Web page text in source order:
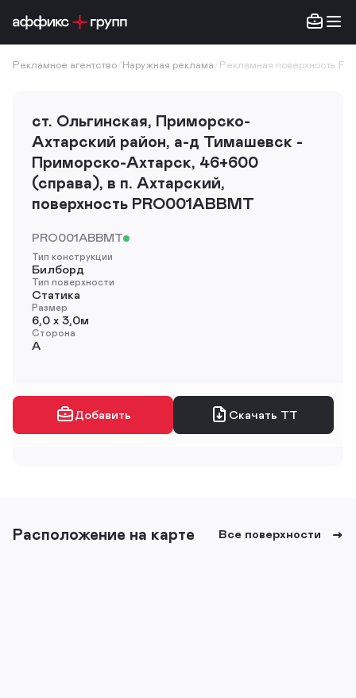
Рекламное агентство Наружная реклама Рекламная поверхность
ст. Ольгинская, Приморско-
Ахтарский район, а-д Тимашевск -
Приморско-Ахтарск, 46+600
(справа), в п. Ахтарский,
поверхность PRO001ABBMT
PRO001ABBMT
Тип конструкции
Билборд
Тип поверхности
Статика
Размер
6,0 х 3,0м
Сторона
A
Добавить Скачать ТТ
Расположение на карте Все поверхности